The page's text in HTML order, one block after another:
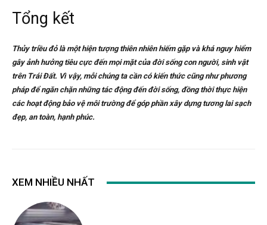
Tổng kết
Thủy triều đỏ là một hiện tượng thiên nhiên hiếm gặp và khá nguy hiểm
gây ảnh hưởng tiêu cực đến mọi mặt của đời sống con người, sinh vật
trên Trái Đất. Vì vậy, mỗi chúng ta cần có kiến thức cũng như phương
pháp để ngăn chặn những tác động đến đời sống, đồng thời thực hiện
các hoạt động bảo vệ môi trường để góp phần xây dựng tương lai sạch
đẹp, an toàn, hạnh phúc.
XEM NHIỀU NHẤT